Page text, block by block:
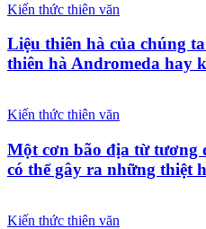
Kiến thức thiên văn
Liệu thiên hà của chúng
thiên hà Andromeda hay
Kiến thức thiên văn
Một cơn bão địa từ tương
có thể gây ra những thiệt
Kiến thức thiên văn